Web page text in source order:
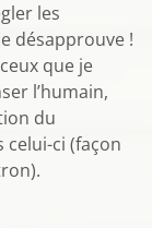
les
désapprouve !
que je
l’humain,
du
ci (façon